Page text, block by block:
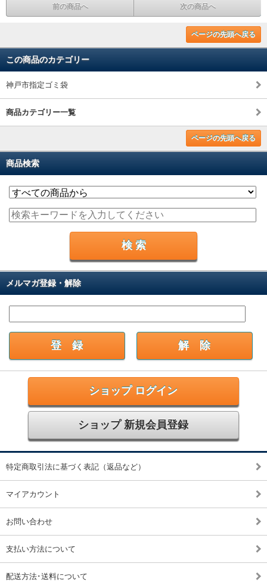
前の商品へ 次の商品へ
ページの先頭へ戻る
この商品のカテゴリー
神戸市指定ゴミ袋
商品カテゴリー一覧
ページの先頭へ戻る
商品検索
メルマガ登録・解除
ショップ ログイン
ショップ 新規会員登録
特定商取引法に基づく表記（返品など）
マイアカウント
お問い合わせ
支払い方法について
配送方法･送料について